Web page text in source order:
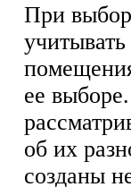
При
ее
об их
созданы